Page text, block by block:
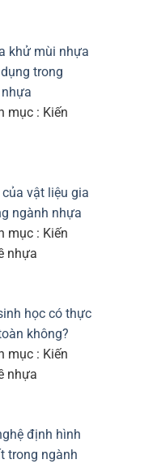
khử mùi nhựa
trong
mục : Kiến
vật liệu gia
ngành nhựa
mục : Kiến
nhựa
học có thực
không?
mục : Kiến
nhựa
định hình
trong ngành